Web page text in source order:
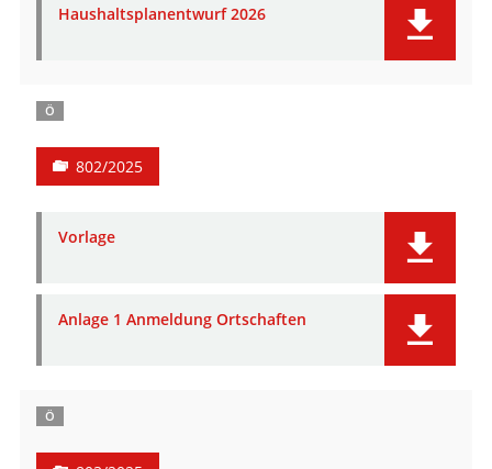
Haushaltsplanentwurf 2026
Ö
802/2025
Vorlage
Anlage 1 Anmeldung Ortschaften
Ö